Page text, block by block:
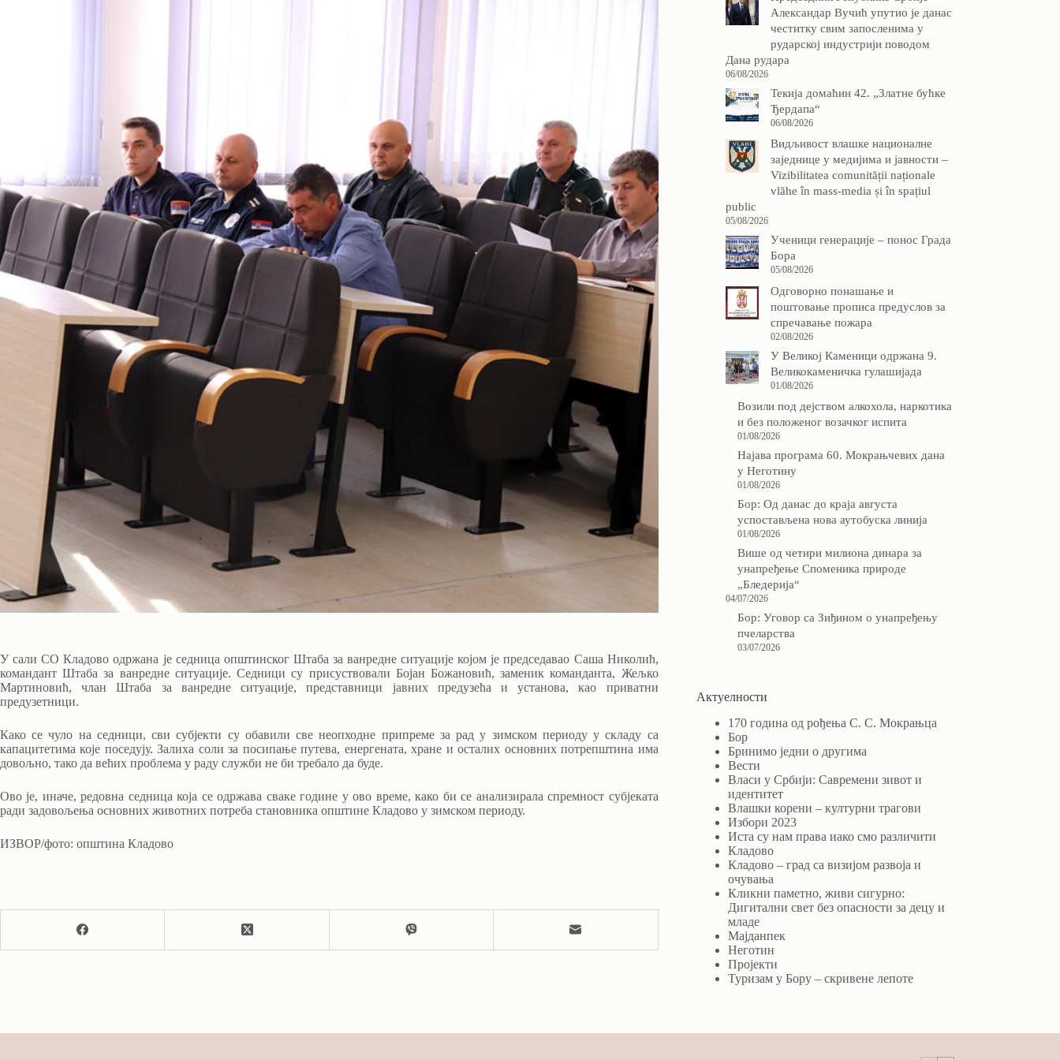
У сали СО Кладово одржана је седница општинског Штаба за ванредне ситуације којом је председавао Саша Николић,
командант Штаба за ванредне ситуације. Седници су присуствовали Бојан Божановић, заменик команданта, Жељко
Мартиновић, члан Штаба за ванредне ситуације, представници јавних предузећа и установа, као приватни
предузетници.
Како се чуло на седници, сви субјекти су обавили све неопходне припреме за рад у зимском периоду у складу са
капацитетима које поседују. Залиха соли за посипање путева, енергената, хране и осталих основних потрепштина има
довољно, тако да већих проблема у раду служби не би требало да буде.
Ово је, иначе, редовна седница која се одржава сваке године у ово време, како би се анализирала спремност субјеката
ради задовољења основних животних потреба становника општине Кладово у зимском периоду.
ИЗВОР/фото: општина Кладово
Александар Вучић упутио је данас
честитку свим запосленима у
рударској индустрији поводом
Дана рудара
06/08/2026
Текија домаћин 42. „Златне бућке
Ђердапа“
06/08/2026
Видљивост влашке националне
заједнице у медијима и јавности –
Vizibilitatea comunității naționale
vlăhe în mass-media și în spațiul
public
05/08/2026
Ученици генерације – понос Града
Бора
05/08/2026
Одговорно понашање и
поштовање прописа предуслов за
спречавање пожара
02/08/2026
У Великој Каменици одржана 9.
Великокаменичка гулашијада
01/08/2026
Возили под дејством алкохола, наркотика
и без положеног возачког испита
01/08/2026
Најава програма 60. Мокрањчевих дана
у Неготину
01/08/2026
Бор: Од данас до краја августа
успостављена нова аутобуска линија
01/08/2026
Више од четири милиона динара за
унапређење Споменика природе
„Бледерија“
04/07/2026
Бор: Уговор са Зиђином о унапређењу
пчеларства
03/07/2026
Актуелности
170 година од рођења С. С. Мокрањца
Бор
Бринимо једни о другима
Вести
Власи у Србији: Савремени зивот и
идентитет
Влашки корени – културни трагови
Избори 2023
Иста су нам права иако смо различити
Кладово
Кладово – град са визијом развоја и
очувања
Кликни паметно, живи сигурно:
Дигитални свет без опасности за децу и
младе
Мајданпек
Неготин
Пројекти
Туризам у Бору – скривене лепоте